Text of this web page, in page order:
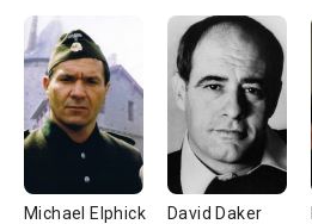
Michael Elphick David Daker